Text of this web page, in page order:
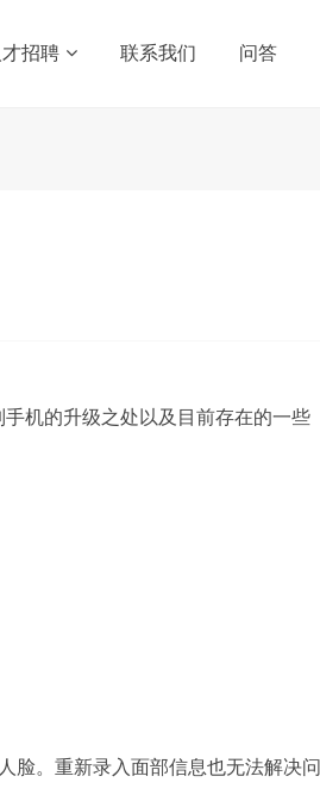
才招聘 联系我们 问答
机的升级之处以及目前存在的一些
。重新录入面部信息也无法解决问